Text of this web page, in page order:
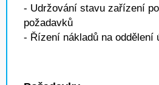
- Udržování stavu zařízení
požadavků
- Řízení nákladů na oddělení